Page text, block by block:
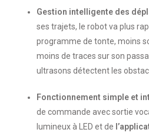
Gestion intelligente des
ses trajets, le robot va plus
programme de tonte, moins
moins de traces sur son
ultrasons détectent les
Fonctionnement simple et
de commande avec sortie
lumineux à LED et de